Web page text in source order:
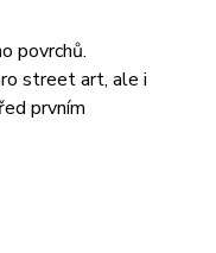
povrchů.
street art, ale i
prvním